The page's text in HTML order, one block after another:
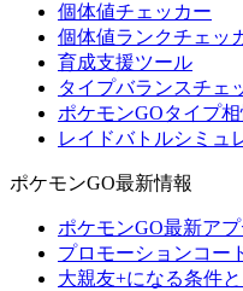
個体値チェッカー
個体値ランクチェッ
育成支援ツール
タイプバランスチェ
ポケモンGOタイプ
レイドバトルシミュ
ポケモンGO最新情報
ポケモンGO最新ア
プロモーションコー
大親友+になる条件